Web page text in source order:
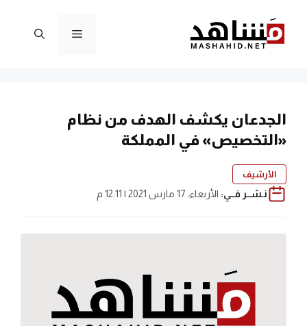
المحتوى
القائمة
الجدعان يكشف الهدف من نظام
«التخصيص» في المملكة
الأرشيف
نـشــر فــي: الأربعاء، 17 مارس 2021 | 12:11 م